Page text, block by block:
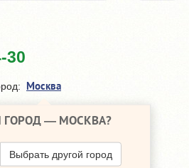
30
Москва
ГОРОД — МОСКВА?
Выбрать другой город
Opel Insignia